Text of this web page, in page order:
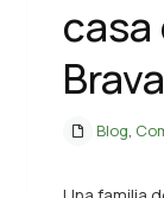
casa
Blog,